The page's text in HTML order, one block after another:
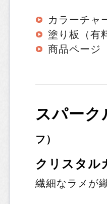
カラーチャ
塗り板（有
商品ページ
スパー
フ）
クリスタル
繊細なラメが